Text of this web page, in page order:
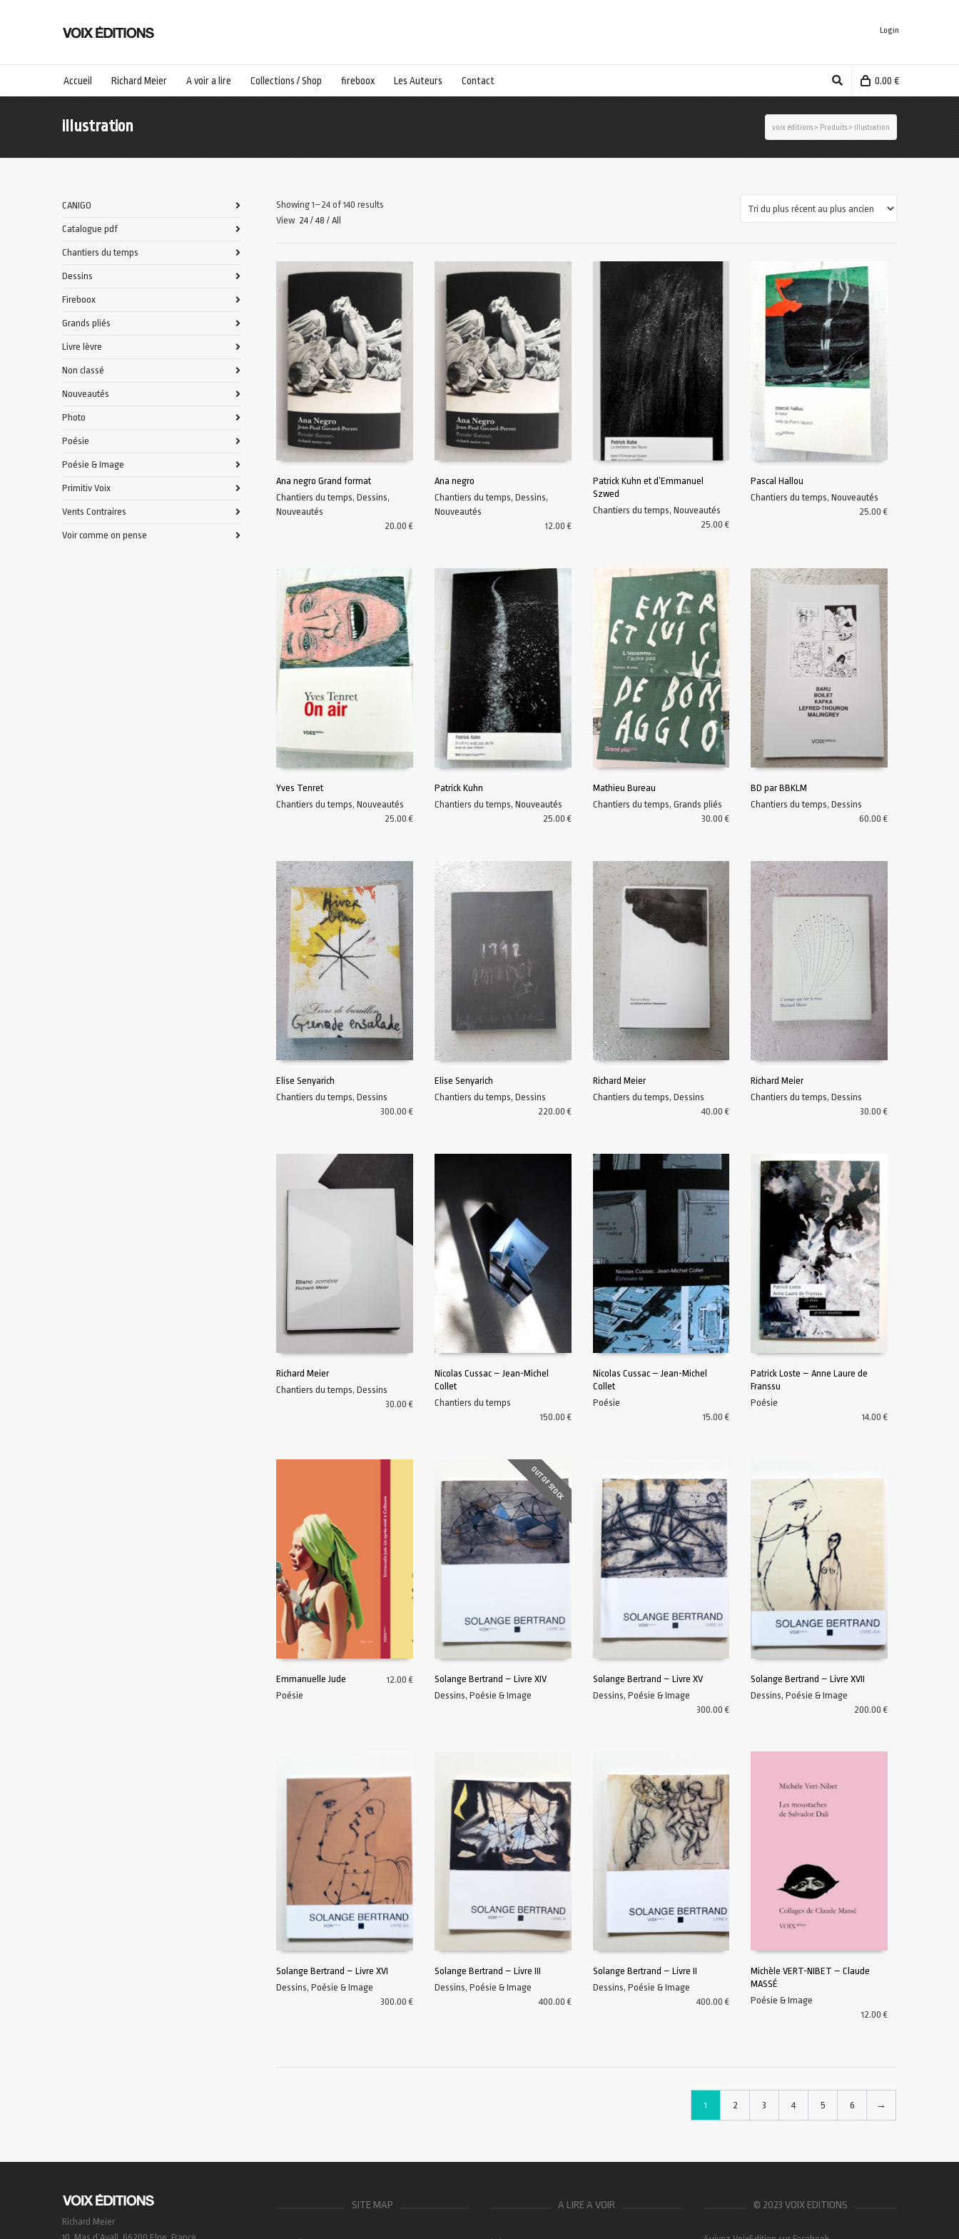
Login
Accueil Richard Meier A voir a lire Collections / Shop fireboox Les Auteurs Contact 0.00 €
illustration voix éditions > Produits > illustration
Showing 1–24 of 140 results
View 24 / 48 / All
AJOUTER AU PANIER
Ana negro Grand format
Chantiers du temps, Dessins,
Nouveautés
20.00€
AJOUTER AU PANIER
Ana negro
Chantiers du temps, Dessins,
Nouveautés
12.00€
Patrick Kuhn et d’Emmanuel
Szwed
Chantiers du temps, Nouveautés
25.00€
AJOUTER AU PANIER
Pascal Hallou
Chantiers du temps,Nouveautés
25.00€
AJOUTER AU PANIER
Yves Tenret
Chantiers du temps, Nouveautés
25.00€
AJOUTER AU PANIER
Patrick Kuhn
Chantiers du temps, Nouveautés
25.00€
AJOUTER AU PANIER
Mathieu Bureau
Chantiers du temps, Grands pliés
30.00€
AJOUTER AU PANIER
BD par BBKLM
Chantiers du temps,Dessins
60.00€
AJOUTER AU PANIER
Elise Senyarich
Chantiers du temps, Dessins
300.00€
AJOUTER AU PANIER
Elise Senyarich
Chantiers du temps, Dessins
220.00€
AJOUTER AU PANIER
Richard Meier
Chantiers du temps, Dessins
40.00€
AJOUTER AU PANIER
Richard Meier
Chantiers du temps,Dessins
30.00€
AJOUTER AU PANIER
Richard Meier
Chantiers du temps, Dessins
30.00€
Nicolas Cussac – Jean-Michel
Collet
Chantiers du temps
150.00€
Nicolas Cussac – Jean-Michel
Collet
Poésie
15.00€
Patrick Loste – Anne Laure de
Franssu
Poésie
14.00€
AJOUTER AU PANIER
Emmanuelle Jude
Poésie
12.00€
OUT OF STOCK
LIRE LA SUITE
Solange Bertrand – Livre XIV
Dessins, Poésie & Image
AJOUTER AU PANIER
Solange Bertrand – Livre XV
Dessins, Poésie & Image
300.00€
AJOUTER AU PANIER
Solange Bertrand – Livre XVII
Dessins,Poésie & Image
200.00€
AJOUTER AU PANIER
Solange Bertrand – Livre XVI
Dessins, Poésie & Image
300.00€
AJOUTER AU PANIER
Solange Bertrand – Livre III
Dessins, Poésie & Image
400.00€
AJOUTER AU PANIER
Solange Bertrand – Livre II
Dessins, Poésie & Image
400.00€
Michèle VERT-NIBET – Claude
MASSÉ
Poésie & Image
12.00€
1 2 3 4 5 6 →
CANIGO
Catalogue pdf
Chantiers du temps
Dessins
Fireboox
Grands pliés
Livre lèvre
Non classé
Nouveautés
Photo
Poésie
Poésie & Image
Primitiv Voix
Vents Contraires
Voir comme on pense
Richard Meier
SITE MAP A LIRE A VOIR © 2023 VOIX EDITIONS